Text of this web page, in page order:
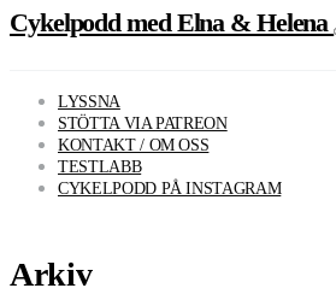
Cykelpodd med Elna & Helena
LYSSNA
STÖTTA VIA PATREON
KONTAKT / OM OSS
TESTLABB
CYKELPODD PÅ INSTAGRAM
Arkiv